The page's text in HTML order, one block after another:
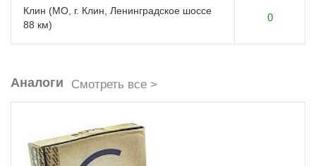
Клин (МО, г. Клин, Ленинградское шоссе
88 км)
0
Аналоги Смотреть все >